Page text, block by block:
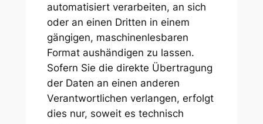
automatisiert verarbeiten, an sich
oder an einen Dritten in einem
gängigen, maschinenlesbaren
Format aushändigen zu lassen.
Sofern Sie die direkte Übertragung
der Daten an einen anderen
Verantwortlichen verlangen, erfolgt
dies nur, soweit es technisch